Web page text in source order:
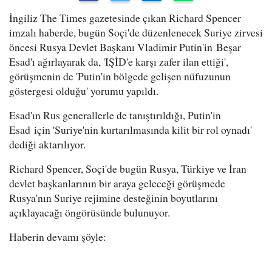
İngiliz The Times gazetesinde çıkan Richard Spencer
imzalı haberde, bugün Soçi'de düzenlenecek Suriye zirvesi
öncesi Rusya Devlet Başkanı Vladimir Putin'in Beşar
Esad'ı ağırlayarak da, 'IŞİD'e karşı zafer ilan ettiği',
görüşmenin de 'Putin'in bölgede gelişen nüfuzunun
göstergesi olduğu' yorumu yapıldı.
Esad'ın Rus generallerle de tanıştırıldığı, Putin'in
Esad için 'Suriye'nin kurtarılmasında kilit bir rol oynadı'
dediği aktarılıyor.
Richard Spencer, Soçi'de bugün Rusya, Türkiye ve İran
devlet başkanlarının bir araya geleceği görüşmede
Rusya'nın Suriye rejimine desteğinin boyutlarını
açıklayacağı öngörüsünde bulunuyor.
Haberin devamı şöyle: